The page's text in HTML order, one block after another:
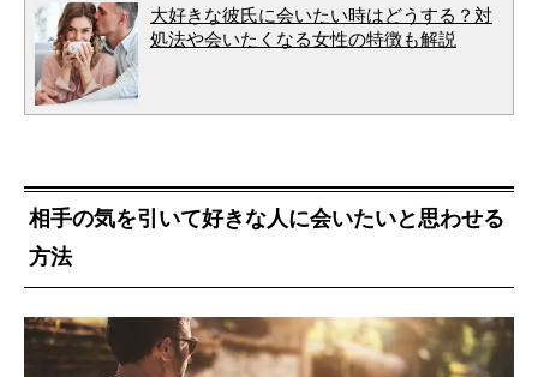
大好きな彼氏に会いたい時はどうする？対
処法や会いたくなる女性の特徴も解説
相手の気を引いて好きな人に会いたいと思わせる
方法